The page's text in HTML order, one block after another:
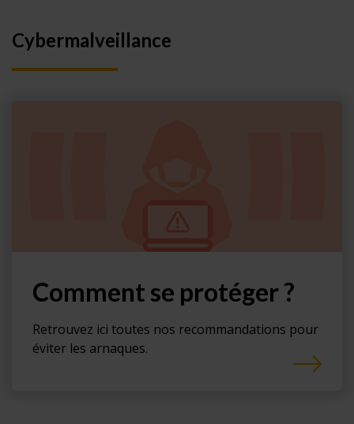
Cybermalveillance
Comment se protéger ?
Retrouvez ici toutes nos recommandations pour
éviter les arnaques.